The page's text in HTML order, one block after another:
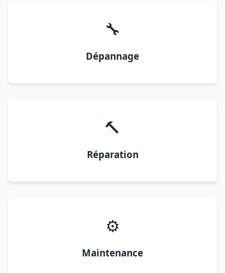
🔧
Dépannage
🔨
Réparation
⚙️
Maintenance